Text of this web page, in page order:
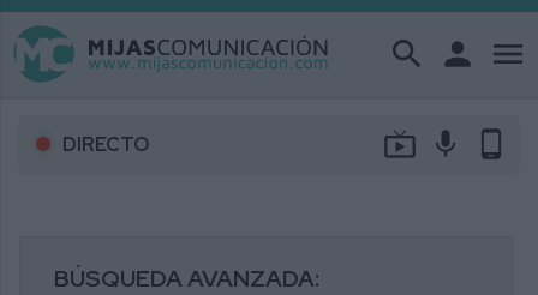
search person menu
DIRECTO live_tv mic phone_android
BÚSQUEDA AVANZADA: